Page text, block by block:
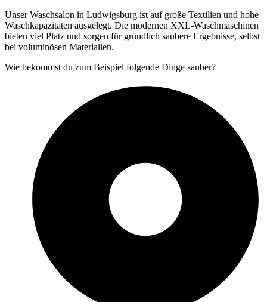
Unser Waschsalon in Ludwigsburg ist auf große Textilien und hohe
Waschkapazitäten ausgelegt. Die modernen XXL-Waschmaschinen
bieten viel Platz und sorgen für gründlich saubere Ergebnisse, selbst
bei voluminösen Materialien.
Wie bekommst du zum Beispiel folgende Dinge sauber?